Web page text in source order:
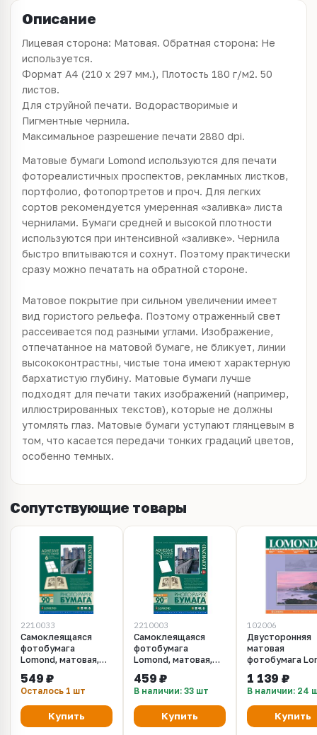
Описание
Лицевая сторона: Матовая. Обратная сторона: Не
используется.
Формат A4 (210 x 297 мм.), Плотость 180 г/м2. 50
листов.
Для струйной печати. Водорастворимые и
Пигментные чернила.
Максимальное разрешение печати 2880 dpi.
Матовые бумаги Lomond используются для печати
фотореалистичных проспектов, рекламных листков,
портфолио, фотопортретов и проч. Для легких
сортов рекомендуется умеренная «заливка» листа
чернилами. Бумаги средней и высокой плотности
используются при интенсивной «заливке». Чернила
быстро впитываются и сохнут. Поэтому практически
сразу можно печатать на обратной стороне.
Матовое покрытие при сильном увеличении имеет
вид гористого рельефа. Поэтому отраженный свет
рассеивается под разными углами. Изображение,
отпечатанное на матовой бумаге, не бликует, линии
высококонтрастны, чистые тона имеют характерную
бархатистую глубину. Матовые бумаги лучше
подходят для печати таких изображений (например,
иллюстрированных текстов), которые не должны
утомлять глаз. Матовые бумаги уступают глянцевым в
том, что касается передачи тонких градаций цветов,
особенно темных.
Сопутствующие товары
2210033
Самоклеящаяся
фотобумага
Lomond, матовая,
25 листов, 6
делений (2210033)
549 ₽
Осталось 1 шт
Купить
2210003
Самоклеящаяся
фотобумага
Lomond, матовая,
25 листов,
неделённая
(2210003)
459 ₽
В наличии: 33 шт
Купить
102006
Двусторонняя
матовая
фотобумага
печати, A4,
м2, 100 листов
(0102006)
1 139 ₽
В наличии: 24
Купить